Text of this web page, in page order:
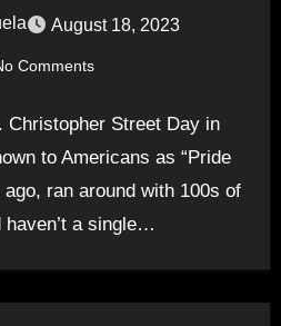
August 18, 2023
Comments
Christopher Street Day in
to Americans as “Pride
ago, ran around with 100s of
haven’t a single…